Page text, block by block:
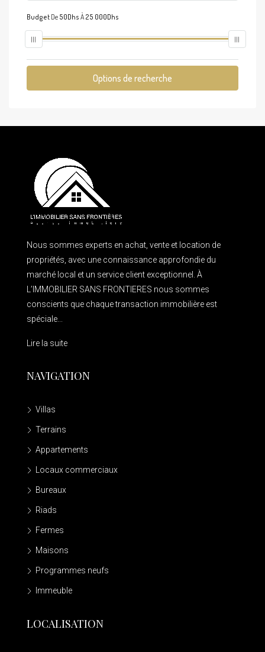
Budget De 50Dhs À25 000Dhs
Options de recherche
Nous sommes experts en achat, vente et location de
propriétés, avec une connaissance approfondie du
marché local et un service client exceptionnel. À
L’IMMOBILIER SANS FRONTIERES nous sommes
conscients que chaque transaction immobilière est
spéciale...
Lire la suite
NAVIGATION
Villas
Terrains
Appartements
Locaux commerciaux
Bureaux
Riads
Fermes
Maisons
Programmes neufs
Immeuble
LOCALISATION